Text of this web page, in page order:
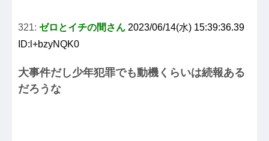
321: ゼロとイチの間さん 2023/06/14(水) 15:39:36.39
ID:l+bzyNQK0
大事件だし少年犯罪でも動機くらいは続報ある
だろうな